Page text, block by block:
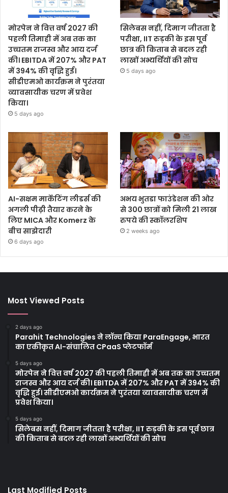
मोरपेन ने वित्त वर्ष 2027 की
पहली तिमाही में अब तक का
उच्चतम राजस्व और आय दर्ज
की। EBITDA में 207% और PAT
में 394% की वृद्धि हुई।
सीडीएमओ कार्यक्रम ने पुरंतया
व्यावसायीक चरण में प्रवेश
किया।
5 days ago
सिलेबस नहीं, दिमाग जीतता है
परीक्षा, IIT रुड़की के इस पूर्व
छात्र की किताब से बदल रही
लाखों अभ्यर्थियों की सोच
5 days ago
AI-सक्षम मार्केटिंग लीडर्स की
अगली पीढ़ी तैयार करने के
लिए MICA और Komerz के
बीच साझेदारी
6 days ago
अभय भुतडा फाउंडेशन की ओर
से 300 छात्रों को मिली 21 लाख
रुपये की स्कॉलरशिप
2 weeks ago
Most Viewed Posts
2 days ago
Parahit Technologies ने लॉन्च किया ParaEngage, भारत
का एकीकृत AI-संचालित CPaaS प्लेटफॉर्म
5 days ago
मोरपेन ने वित्त वर्ष 2027 की पहली तिमाही में अब तक का उच्चतम
राजस्व और आय दर्ज की। EBITDA में 207% और PAT में 394% की
वृद्धि हुई। सीडीएमओ कार्यक्रम ने पुरंतया व्यावसायीक चरण में
प्रवेश किया।
5 days ago
सिलेबस नहीं, दिमाग जीतता है परीक्षा, IIT रुड़की के इस पूर्व छात्र
की किताब से बदल रही लाखों अभ्यर्थियों की सोच
Last Modified Posts